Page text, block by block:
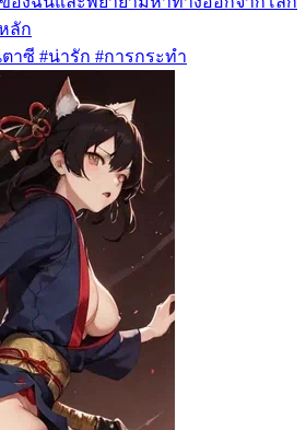
ลัก
าซี #น่ารัก #การกระทำ